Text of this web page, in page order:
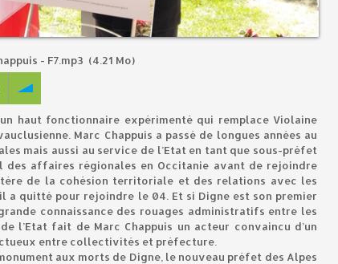
- F7.mp3 (4.21 Mo)
haut fonctionnaire expérimenté qui remplace Violaine
Marc Chappuis a passé de longues années au
mais aussi au service de l’Etat en tant que sous-préfet
des affaires régionales en Occitanie avant de rejoindre
de la cohésion territoriale et des relations avec les
quitté pour rejoindre le 04. Et si Digne est son premier
connaissance des rouages administratifs entre les
l’Etat fait de Marc Chappuis un acteur convaincu d’un
entre collectivités et préfecture.
aux morts de Digne, le nouveau préfet des Alpes